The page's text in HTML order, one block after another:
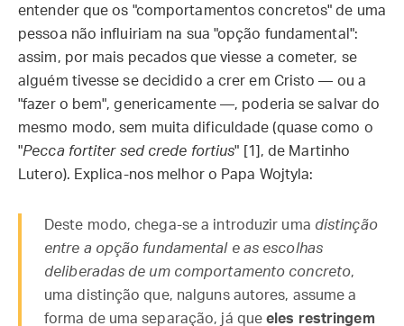
entender que os "comportamentos concretos" de uma
pessoa não influiriam na sua "opção fundamental":
assim, por mais pecados que viesse a cometer, se
alguém tivesse se decidido a crer em Cristo — ou a
"fazer o bem", genericamente —, poderia se salvar do
mesmo modo, sem muita dificuldade (quase como o
"Pecca fortiter sed crede fortius" [1], de Martinho
Lutero). Explica-nos melhor o Papa Wojtyla:
Deste modo, chega-se a introduzir uma distinção
entre a opção fundamental e as escolhas
deliberadas de um comportamento concreto,
uma distinção que, nalguns autores, assume a
forma de uma separação, já queeles restringem